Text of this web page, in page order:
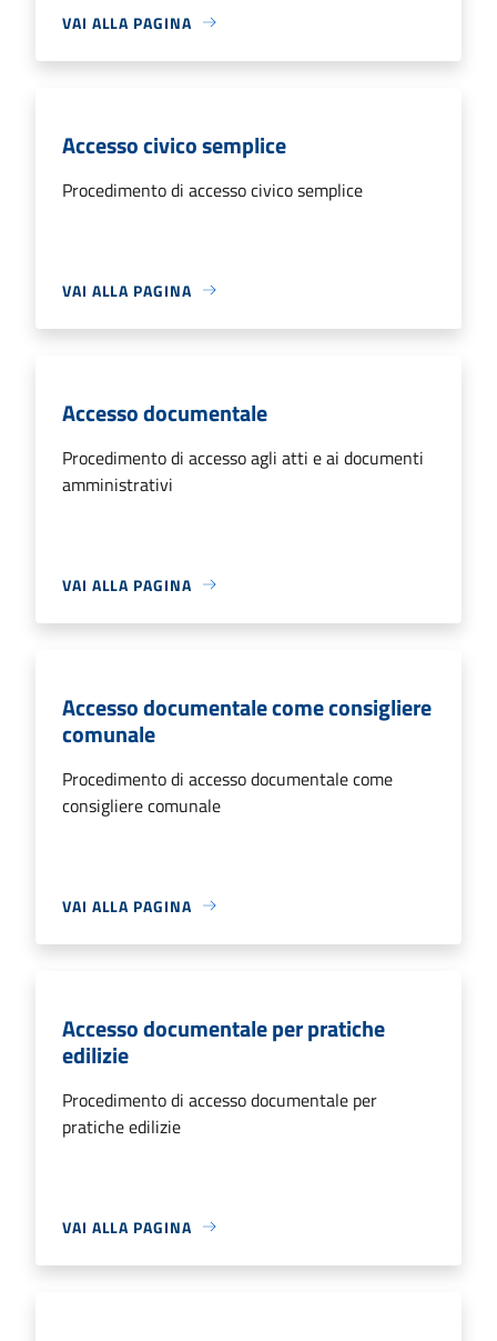
VAI ALLA PAGINA
Accesso civico semplice
Procedimento di accesso civico semplice
VAI ALLA PAGINA
Accesso documentale
Procedimento di accesso agli atti e ai documenti
amministrativi
VAI ALLA PAGINA
Accesso documentale come consigliere
comunale
Procedimento di accesso documentale come
consigliere comunale
VAI ALLA PAGINA
Accesso documentale per pratiche
edilizie
Procedimento di accesso documentale per
pratiche edilizie
VAI ALLA PAGINA